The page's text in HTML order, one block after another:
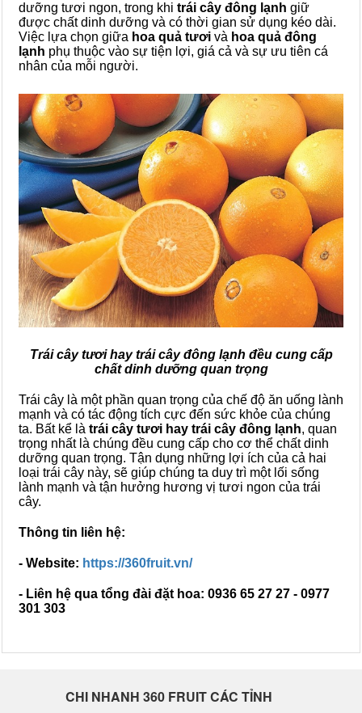
dưỡng tươi ngon, trong khi trái cây đông lạnh giữ
được chất dinh dưỡng và có thời gian sử dụng kéo dài.
Việc lựa chọn giữa hoa quả tươi và hoa quả đông
lạnh phụ thuộc vào sự tiện lợi, giá cả và sự ưu tiên cá
nhân của mỗi người.
Trái cây tươi hay trái cây đông lạnh đều cung cấp
chất dinh dưỡng quan trọng
Trái cây là một phần quan trọng của chế độ ăn uống lành
mạnh và có tác động tích cực đến sức khỏe của chúng
ta. Bất kể là trái cây tươi hay trái cây đông lạnh, quan
trọng nhất là chúng đều cung cấp cho cơ thể chất dinh
dưỡng quan trọng. Tận dụng những lợi ích của cả hai
loại trái cây này, sẽ giúp chúng ta duy trì một lối sống
lành mạnh và tận hưởng hương vị tươi ngon của trái
cây.
Thông tin liên hệ:
- Website: https://360fruit.vn/
- Liên hệ qua tổng đài đặt hoa: 0936 65 27 27 - 0977
301 303
CHI NHANH 360 FRUIT CÁC TỈNH